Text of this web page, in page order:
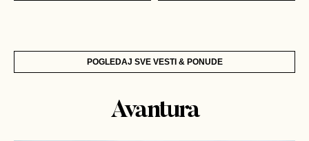
POGLEDAJ SVE VESTI & PONUDE
Avantura